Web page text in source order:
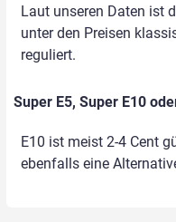
Laut unseren Daten ist
unter den Preisen
reguliert.
Super E5, Super E10
E10 ist meist 2-4 Cent
ebenfalls eine